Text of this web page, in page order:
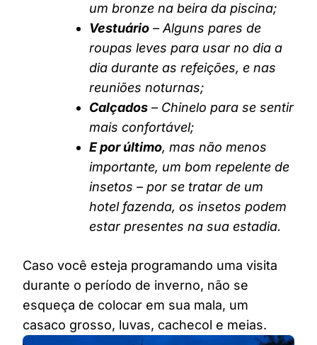
um bronze na beira da piscina;
Vestuário – Alguns pares de
roupas leves para usar no dia a
dia durante as refeições, e nas
reuniões noturnas;
Calçados – Chinelo para se sentir
mais confortável;
E por último, mas não menos
importante, um bom repelente de
insetos – por se tratar de um
hotel fazenda, os insetos podem
estar presentes na sua estadia.
Caso você esteja programando uma visita
durante o período de inverno, não se
esqueça de colocar em sua mala, um
casaco grosso, luvas, cachecol e meias.